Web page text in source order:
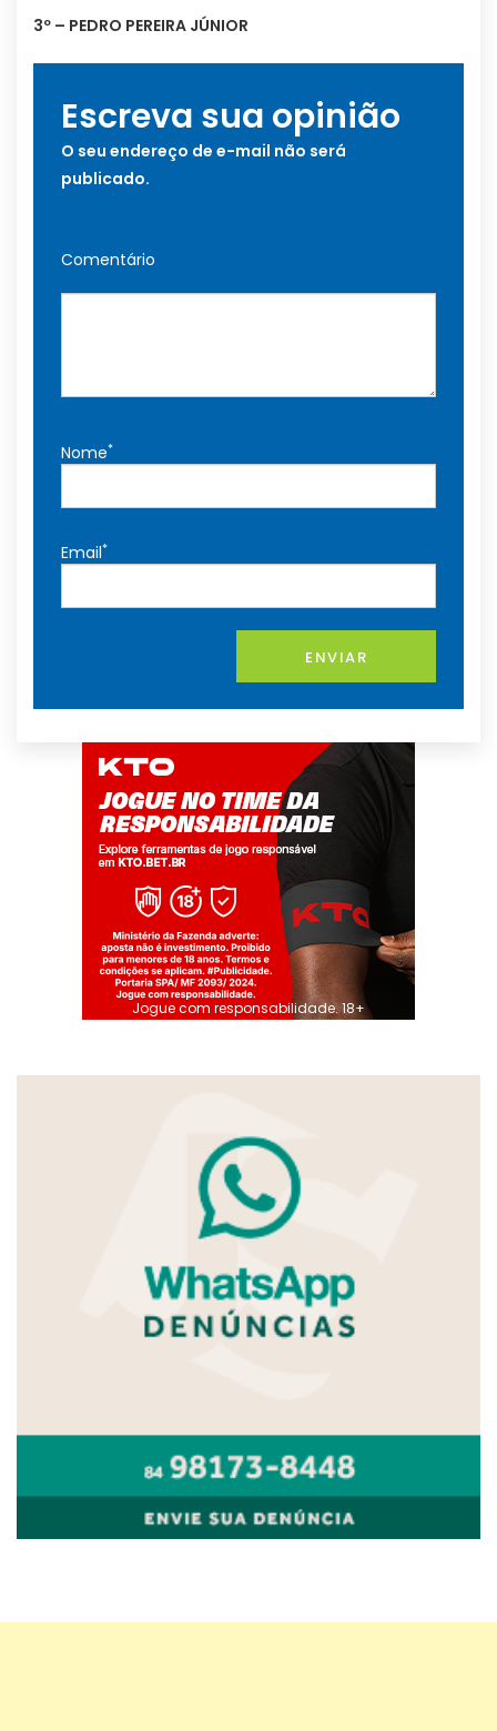
3º – PEDRO PEREIRA JÚNIOR
Escreva sua opinião
O seu endereço de e-mail não será
publicado.
Comentário
Nome*
Email*
ENVIAR
Jogue com responsabilidade. 18+